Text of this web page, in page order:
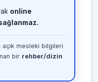
online
açık mesleki bilgileri
bir rehber/dizin